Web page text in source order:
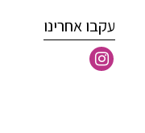
עקבו אחרינו